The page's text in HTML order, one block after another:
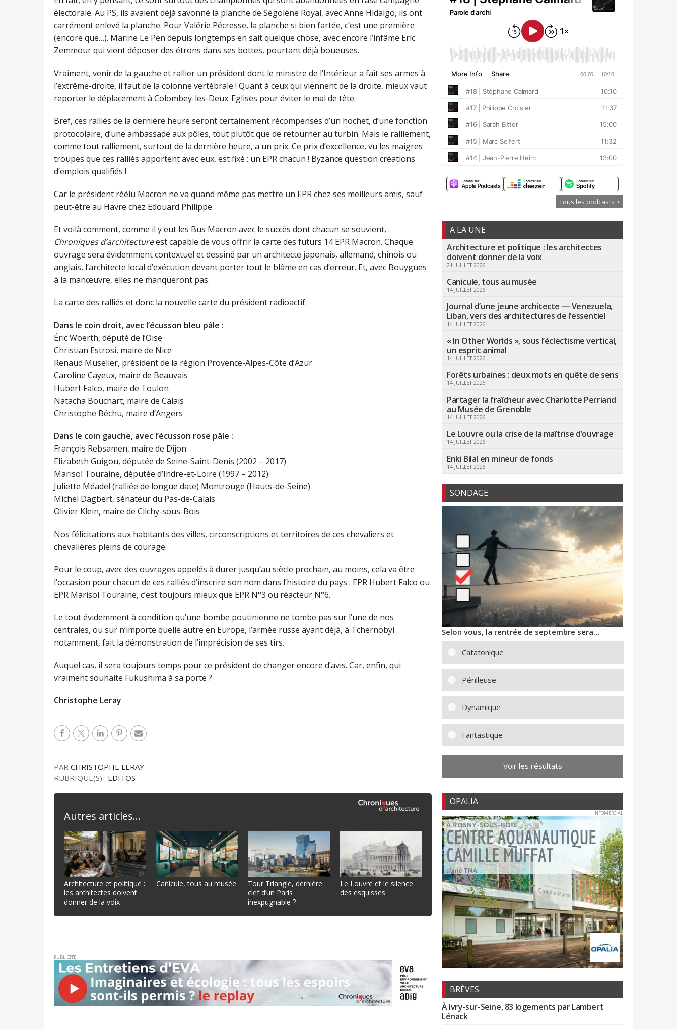
électorale. Au PS, ils avaient déjà savonné la planche de Ségolène Royal, avec Anne Hidalgo, ils ont
carrément enlevé la planche. Pour Valérie Pécresse, la planche si bien fartée, c’est une première
(encore que…). Marine Le Pen depuis longtemps en sait quelque chose, avec encore l’infâme Eric
Zemmour qui vient déposer des étrons dans ses bottes, pourtant déjà boueuses.
Vraiment, venir de la gauche et rallier un président dont le ministre de l’Intérieur a fait ses armes à
l’extrême-droite, il faut de la colonne vertébrale ! Quant à ceux qui viennent de la droite, mieux vaut
reporter le déplacement à Colombey-les-Deux-Eglises pour éviter le mal de tête.
Bref, ces ralliés de la dernière heure seront certainement récompensés d’un hochet, d’une fonction
protocolaire, d’une ambassade aux pôles, tout plutôt que de retourner au turbin. Mais le ralliement,
comme tout ralliement, surtout de la dernière heure, a un prix. Ce prix d’excellence, vu les maigres
troupes que ces ralliés apportent avec eux, est fixé : un EPR chacun ! Byzance question créations
d’emplois qualifiés !
Car le président réélu Macron ne va quand même pas mettre un EPR chez ses meilleurs amis, sauf
peut-être au Havre chez Edouard Philippe.
Et voilà comment, comme il y eut les Bus Macron avec le succès dont chacun se souvient,
Chroniques d’architectureest capable de vous offrir la carte des futurs 14 EPR Macron. Chaque
ouvrage sera évidemment contextuel et dessiné par un architecte japonais, allemand, chinois ou
anglais, l’architecte local d’exécution devant porter tout le blâme en cas d’erreur. Et, avec Bouygues
à la manœuvre, elles ne manqueront pas.
La carte des ralliés et donc la nouvelle carte du président radioactif.
Dans le coin droit, avec l’écusson bleu pâle :
Éric Woerth, député de l’Oise
Christian Estrosi, maire de Nice
Renaud Muselier, président de la région Provence-Alpes-Côte d’Azur
Caroline Cayeux, maire de Beauvais
Hubert Falco, maire de Toulon
Natacha Bouchart, maire de Calais
Christophe Béchu, maire d’Angers
Dans le coin gauche, avec l’écusson rose pâle :
François Rebsamen, maire de Dijon
Elizabeth Guigou, députée de Seine-Saint-Denis (2002 – 2017)
Marisol Touraine, députée d’Indre-et-Loire (1997 – 2012)
Juliette Méadel (ralliée de longue date) Montrouge (Hauts-de-Seine)
Michel Dagbert, sénateur du Pas-de-Calais
Olivier Klein, maire de Clichy-sous-Bois
Nos félicitations aux habitants des villes, circonscriptions et territoires de ces chevaliers et
chevalières pleins de courage.
Pour le coup, avec des ouvrages appelés à durer jusqu’au siècle prochain, au moins, cela va être
l’occasion pour chacun de ces ralliés d’inscrire son nom dans l’histoire du pays : EPR Hubert Falco ou
EPR Marisol Touraine, c’est toujours mieux que EPR N°3 ou réacteur N°6.
Le tout évidemment à condition qu’une bombe poutinienne ne tombe pas sur l’une de nos
centrales, ou sur n’importe quelle autre en Europe, l’armée russe ayant déjà, à Tchernobyl
notamment, fait la démonstration de l’imprécision de ses tirs.
Auquel cas, il sera toujours temps pour ce président de changer encore d’avis. Car, enfin, qui
vraiment souhaite Fukushima à sa porte ?
Christophe Leray
PAR CHRISTOPHE LERAY
RUBRIQUE(S) : EDITOS
Autres articles...
Architecture et politique :
les architectes doivent
donner de la voix
Canicule, tous au musée
Tour Triangle, dernière
clef d’un Paris
inexpugnable ?
Le Louvre et le silence
des esquisses
PUBLICITE
Tous les podcasts >
A LA UNE
Architecture et politique : les architectes
doivent donner de la voix
21 JUILLET 2026
Canicule, tous au musée
14 JUILLET 2026
Journal d’une jeune architecte — Venezuela,
Liban, vers des architectures de l’essentiel
14 JUILLET 2026
« In Other Worlds », sous l’éclectisme vertical,
un esprit animal
14 JUILLET 2026
Forêts urbaines : deux mots en quête de sens
14 JUILLET 2026
Partager la fraîcheur avec Charlotte Perriand
au Musée de Grenoble
14 JUILLET 2026
Le Louvre ou la crise de la maîtrise d’ouvrage
14 JUILLET 2026
Enki Bilal en mineur de fonds
14 JUILLET 2026
SONDAGE
Selon vous, la rentrée de septembre sera…
Catatonique
Périlleuse
Dynamique
Fantastique
Voir les résultats
OPALIA
INFOMERCIAL
BRÈVES
À Ivry-sur-Seine, 83 logements par Lambert
Lénack